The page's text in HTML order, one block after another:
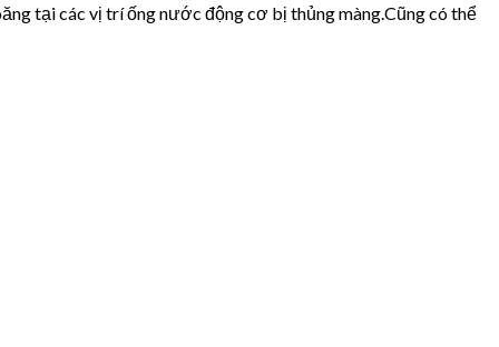
tại các vị trí ống nước động cơ bị thủng màng.Cũng có thể